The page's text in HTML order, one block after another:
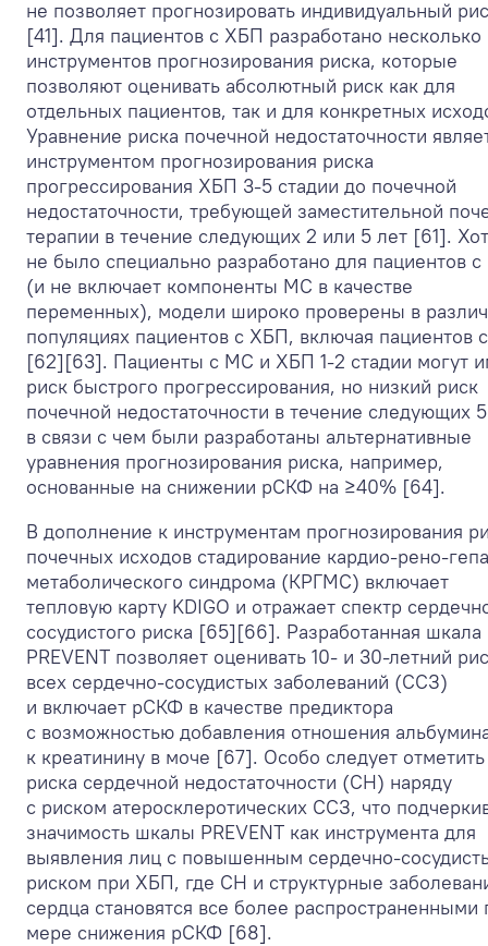
не позволяет прогнозировать индивидуальный
[41]. Для пациентов с ХБП разработано несколько
инструментов прогнозирования риска, которые
позволяют оценивать абсолютный риск как для
отдельных пациентов, так и для конкретных
Уравнение риска почечной недостаточности
инструментом прогнозирования риска
прогрессирования ХБП 3-5 стадии до почечной
недостаточности, требующей заместительной
терапии в течение следующих 2 или 5 лет [61].
не было специально разработано для пациентов
(и не включает компоненты МС в качестве
переменных), модели широко проверены в
популяциях пациентов с ХБП, включая пациентов
[62][63]. Пациенты с МС и ХБП 1-2 стадии могут
риск быстрого прогрессирования, но низкий риск
почечной недостаточности в течение следующих
в связи с чем были разработаны альтернативные
уравнения прогнозирования риска, например,
основанные на снижении рСКФ на ≥40% [64].
В дополнение к инструментам прогнозирования
почечных исходов стадирование кардио-рено-
метаболического синдрома (КРГМС) включает
тепловую карту KDIGO и отражает спектр
сосудистого риска [65][66]. Разработанная шкала
PREVENT позволяет оценивать 10- и 30-летний
всех сердечно-сосудистых заболеваний (ССЗ)
и включает рСКФ в качестве предиктора
с возможностью добавления отношения
к креатинину в моче [67]. Особо следует отметить
риска сердечной недостаточности (СН) наряду
с риском атеросклеротических ССЗ, что
значимость шкалы PREVENT как инструмента для
выявления лиц с повышенным сердечно-
риском при ХБП, где СН и структурные
сердца становятся все более распространенными
мере снижения рСКФ [68].